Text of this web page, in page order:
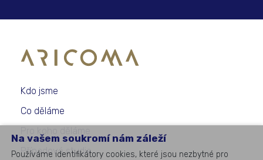
Na vašem soukromí nám záleží
Používáme identifikátory cookies, které jsou nezbytné pro
Kdo jsme
Co děláme
Případové studie